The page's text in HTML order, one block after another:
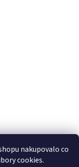
nakupovalo co
cookies.